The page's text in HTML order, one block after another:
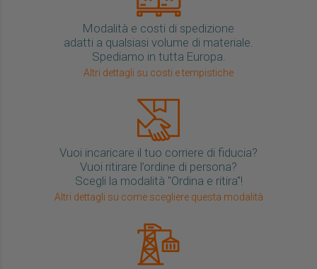
Modalità e costi di spedizione
adatti a qualsiasi volume di materiale.
Spediamo in tutta Europa.
Altri dettagli su costi e tempistiche
Vuoi incaricare il tuo corriere di fiducia?
Vuoi ritirare l’ordine di persona?
Scegli la modalità "Ordina e ritira"!
Altri dettagli su come scegliere questa modalità